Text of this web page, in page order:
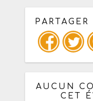
Copiez les
: mail /
AUCUN
CET